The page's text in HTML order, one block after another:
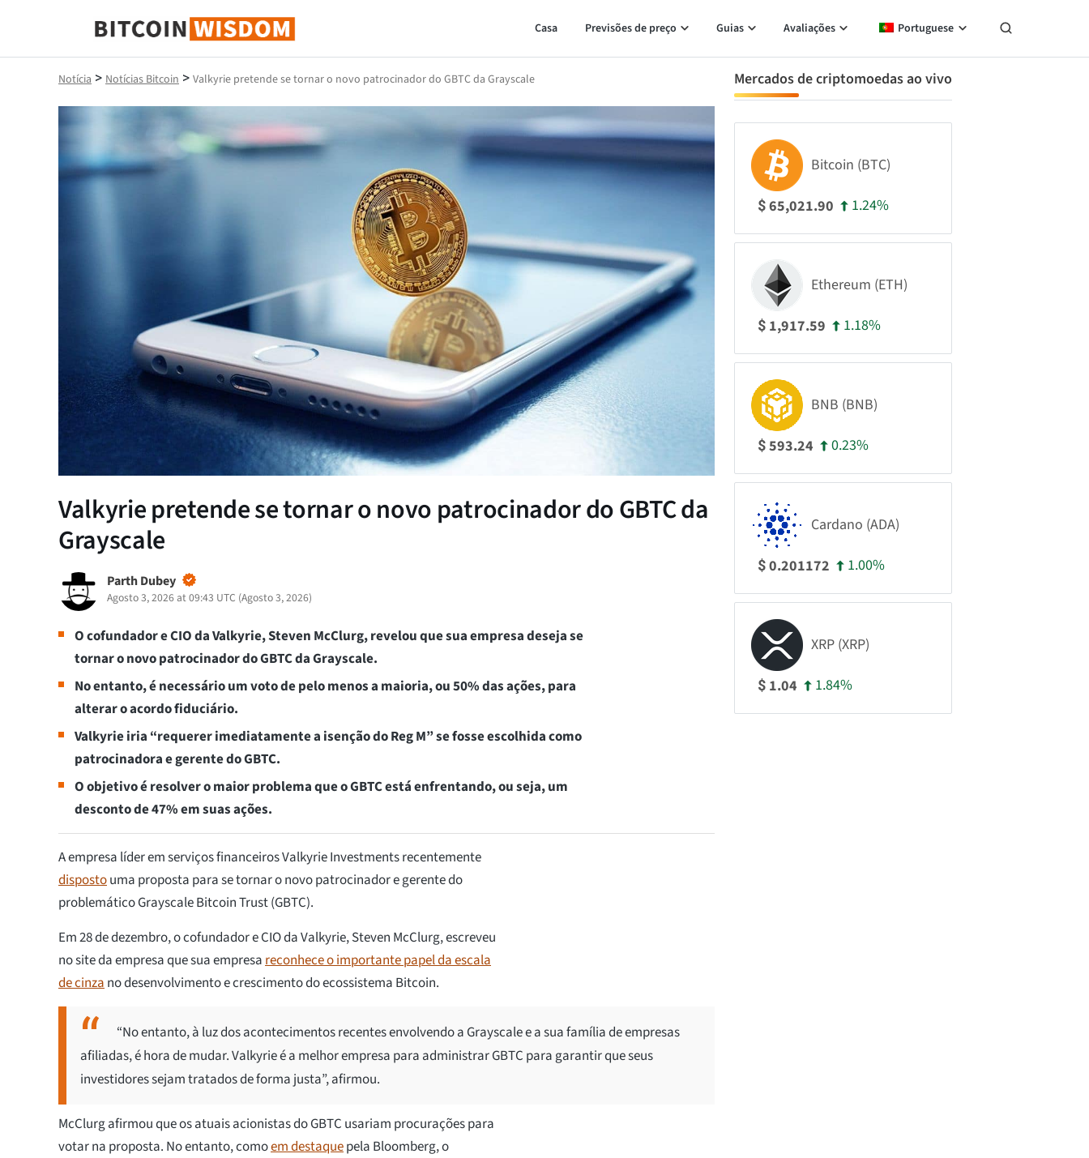
Sabedoria do Bitcoin
Casa Previsões de preço Guias Avaliações Portuguese
Notícia > Notícias Bitcoin > Valkyrie pretende se tornar o novo patrocinador do GBTC da Grayscale
Valkyrie pretende se tornar o novo patrocinador do GBTC da
Grayscale
Parth Dubey
Agosto 3, 2026 at 09:43 UTC (Agosto 3, 2026)
O cofundador e CIO da Valkyrie, Steven McClurg, revelou que sua empresa deseja se
tornar o novo patrocinador do GBTC da Grayscale.
No entanto, é necessário um voto de pelo menos a maioria, ou 50% das ações, para
alterar o acordo fiduciário.
Valkyrie iria “requerer imediatamente a isenção do Reg M” se fosse escolhida como
patrocinadora e gerente do GBTC.
O objetivo é resolver o maior problema que o GBTC está enfrentando, ou seja, um
desconto de 47% em suas ações.
A empresa líder em serviços financeiros Valkyrie Investments recentemente
dispostouma proposta para se tornar o novo patrocinador e gerente do
problemático Grayscale Bitcoin Trust (GBTC).
Em 28 de dezembro, o cofundador e CIO da Valkyrie, Steven McClurg, escreveu
no site da empresa que sua empresa reconhece o importante papel da escala
de cinza no desenvolvimento e crescimento do ecossistema Bitcoin.
“No entanto, à luz dos acontecimentos recentes envolvendo a Grayscale e a sua família de empresas
afiliadas, é hora de mudar. Valkyrie é a melhor empresa para administrar GBTC para garantir que seus
investidores sejam tratados de forma justa”, afirmou.
McClurg afirmou que os atuais acionistas do GBTC usariam procurações para
votar na proposta. No entanto, comoem destaquepela Bloomberg, o
Mercados de criptomoedas ao vivo
Bitcoin (BTC)
$65,021.90 1.24%
Ethereum (ETH)
$ 1,917.59 1.18%
BNB (BNB)
$593.24 0.23%
Cardano (ADA)
$0.201172 1.00%
XRP (XRP)
$ 1.04 1.84%